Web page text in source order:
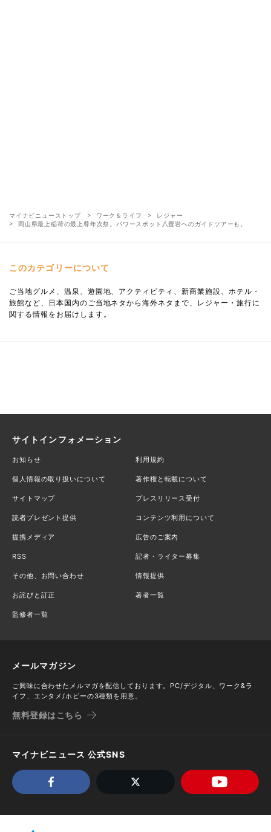
マイナビニューストップ ワーク＆ライフ
レジャー
岡山県最上稲荷の最上尊年次祭。パワースポット八畳岩へのガイドツアーも。
このカテゴリーについて
ご当地グルメ、温泉、遊園地、アクティビティ、新商業施設、ホテル・
旅館など、日本国内のご当地ネタから海外ネタまで、レジャー・旅行に
関する情報をお届けします。
サイトインフォメーション
お知らせ 利用規約
個人情報の取り扱いについて 著作権と転載について
サイトマップ プレスリリース受付
読者プレゼント提供 コンテンツ利用について
提携メディア 広告のご案内
RSS 記者・ライター募集
その他、お問い合わせ 情報提供
お詫びと訂正 著者一覧
監修者一覧
メールマガジン
ご興味に合わせたメルマガを配信しております。PC/デジタル、ワーク&ラ
イフ、エンタメ/ホビーの3種類を用意。
無料登録はこちら
マイナビニュース 公式SNS